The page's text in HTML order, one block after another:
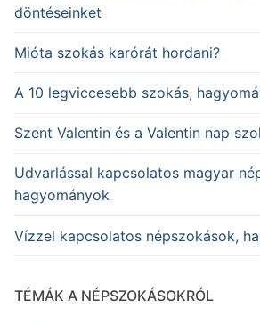
döntéseinket
Mióta szokás karórát hordani?
A 10 legviccesebb szokás,
Szent Valentin és a Valentin nap
Udvarlással kapcsolatos magyar
hagyományok
Vízzel kapcsolatos népszokások,
TÉMÁK A NÉPSZOKÁSOKRÓL